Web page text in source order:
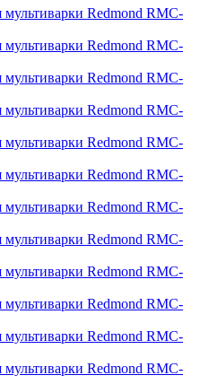
мультиварки Redmond RMC-
мультиварки Redmond RMC-
мультиварки Redmond RMC-
мультиварки Redmond RMC-
мультиварки Redmond RMC-
мультиварки Redmond RMC-
мультиварки Redmond RMC-
мультиварки Redmond RMC-
мультиварки Redmond RMC-
мультиварки Redmond RMC-
мультиварки Redmond RMC-
мультиварки Redmond RMC-